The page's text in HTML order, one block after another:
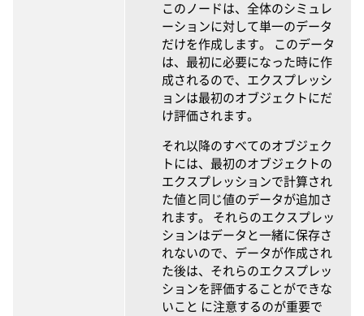
このノードは、全体のシミュレ
ーションに対して単一のデータ
だけを作成します。 このデータ
は、最初に必要になった時に作
成されるので、エクスプレッシ
ョンは最初のオブジェクトにだ
け評価されます。
それ以降のすべてのオブジェク
トには、最初のオブジェクトの
エクスプレッションで計算され
た値と同じ値のデータが追加さ
れます。 それらのエクスプレッ
ションはデータと一緒に保存さ
れないので、データが作成され
た後は、それらのエクスプレッ
ションを評価することができな
いこと に注意するのが重要で